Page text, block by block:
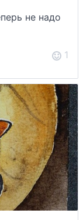
не надо
1